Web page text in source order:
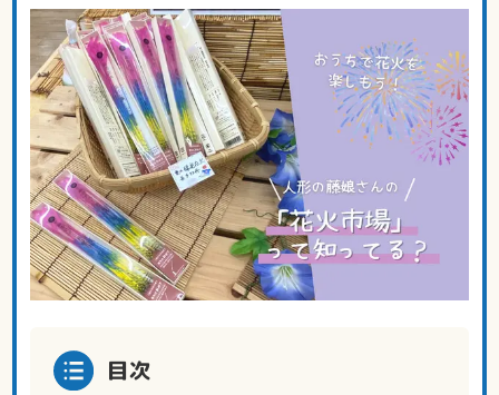
目次